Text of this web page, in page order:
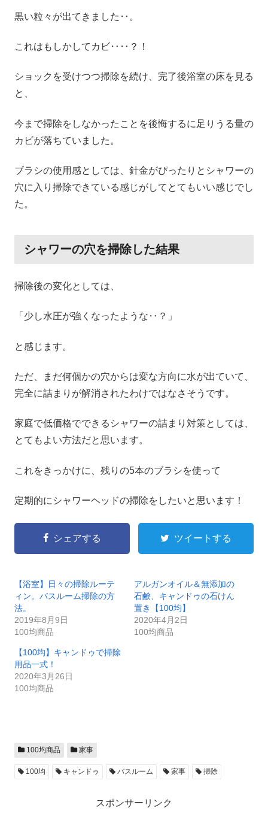
黒い粒々が出てきました‥。
これはもしかしてカビ‥‥？！
ショックを受けつつ掃除を続け、完了後浴室の床を見る
と、
今まで掃除をしなかったことを後悔するに足りうる量の
カビが落ちていました。
ブラシの使用感としては、針金がぴったりとシャワーの
穴に入り掃除できている感じがしてとてもいい感じでし
た。
シャワーの穴を掃除した結果
掃除後の変化としては、
「少し水圧が強くなったような‥？」
と感じます。
ただ、まだ何個かの穴からは変な方向に水が出ていて、
完全に詰まりが解消されたわけではなさそうです。
家庭で低価格でできるシャワーの詰まり対策としては、
とてもよい方法だと思います。
これをきっかけに、残りの5本のブラシを使って
定期的にシャワーヘッドの掃除をしたいと思います！
シェアする ツイートする
【浴室】日々の掃除ルーテ
ィン。バスルーム掃除の方
法。
2019年8月9日
100均商品
アルガンオイル＆無添加の
石鹸、キャンドゥの石けん
置き【100均】
2020年4月2日
100均商品
【100均】キャンドゥで掃除
用品一式！
2020年3月26日
100均商品
100均商品 家事
100均 キャンドゥ バスルーム 家事 掃除
スポンサーリンク